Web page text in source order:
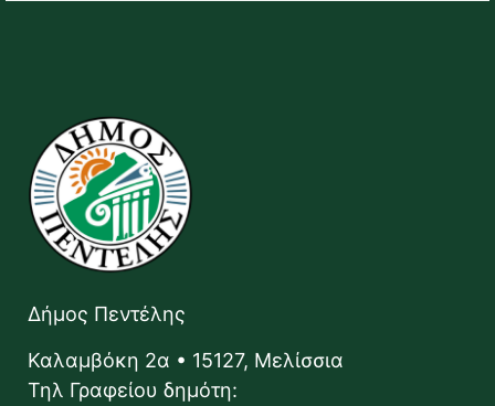
Δήμος Πεντέλης
Καλαμβόκη 2α • 15127, Μελίσσια
Τηλ Γραφείου δημότη: